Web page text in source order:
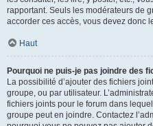
rapportant. Seuls les modérateurs de
accorder ces accès, vous devez donc
Haut
Pourquoi ne puis-je pas joindre des
La possibilité d’ajouter des fichiers
groupe, ou par utilisateur.
fichiers joints pour le forum dans
groupe peut en joindre. Contactez